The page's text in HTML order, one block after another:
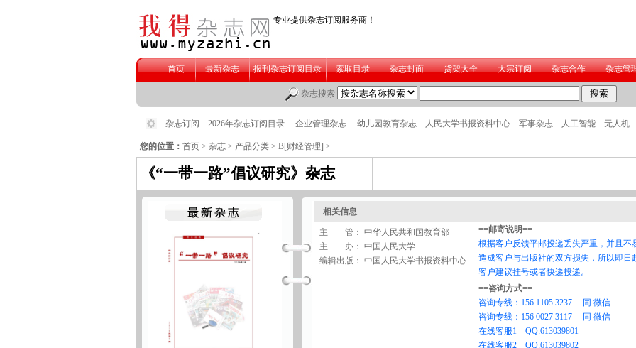
您的位置： 首页 > 杂志 > 产品分类 > B[财经管理] >
《“一带一路”倡议研究》杂志
相关信息
主 管： 中华人民共和国教育部
主 办： 中国人民大学
编辑出版： 中国人民大学书报资料中心